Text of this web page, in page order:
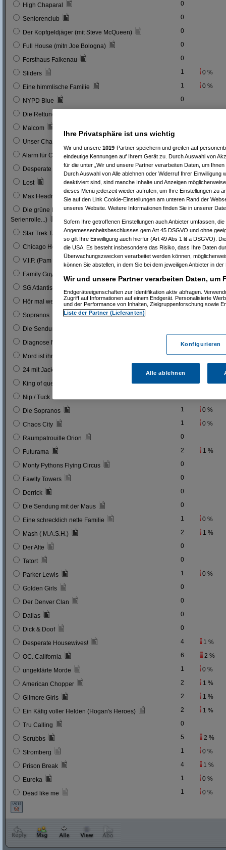
High Chaparal 0
Seniorenclub 0
Der Kopfgeldjäger (mit Steve McQueen) 0
Full House (mitn Joe Bologna) 0
Forsthaus Falkenau 0
Sliders 1 0 %
Eine himmlische Familie 1 0 %
NYPD Blue 0
Die Rettungsflieger
Malcom
Unser Charly
Alarm für Cobra 11 0
Desperate Housewives 3 1 %
Lost 7 3 %
Max Headroom 1 0 %
Die grüne Hornisse (Bruce Lee´s erste
Serienrolle...)
Star Trek TAS 0
Chicago Hope 0
V.I.P. (Pam A.) 1 0 %
Family Guy
SG Atlantis
Hör mal wer da hämmert! 9 3 %
Sopranos
Die Sendung ohne Namen
Diagnose Mord 1 0 %
Mord ist ihr Hobby 0
24 mit Jack Bauer
King of queens 15 5 %
Nip / Tuck
Die Sopranos 1 0 %
Chaos City 1 0 %
Raumpatrouille Orion 0
Futurama 2 1 %
Monty Pythons Flying Circus 0
Fawlty Towers 0
Derrick 0
Die Sendung mit der Maus 0
Eine schrecklich nette Familie 1 0 %
Mash ( M.A.S.H.) 2 1 %
Der Alte 0
Tatort 0
Parker Lewis 1 0 %
Golden Girls 0
Der Denver Clan 0
Dallas 0
Dick & Doof 0
Desperate Housewives! 4 1 %
OC. California 6 2 %
ungeklärte Morde 1 0 %
American Chopper 2 1 %
Gilmore Girls 2 1 %
Ein Käfig voller Helden (Hogan's Heroes) 2 1 %
Tru Calling 0
Scrubbs 5 2 %
Stromberg 1 0 %
Prison Break 4 1 %
Eureka 1 0 %
Dead like me 1 0 %
Ihre Privatsphäre ist uns wichtig
Wir und unsere 1019-Partner speichern und greifen auf
eindeutige Kennungen auf Ihrem Gerät zu. Durch Auswahl von
für die unter „Wir und unsere Partner verarbeiten Daten, um
Durch Auswahl von Alle ablehnen oder Widerruf Ihrer
deaktiviert sind, sind manche Inhalte und Anzeigen
dieses Menü jederzeit wieder aufrufen, um Ihre Einstellungen zu
Sie auf den Link Cookie-Einstellungen am unteren Rand der
unseres Website. Weitere Informationen finden Sie in unserer
Sofern Ihre getroffenen Einstellungen auch Anbieter umfassen,
Angemessenheitsbeschlusses gem Art 45 DSGVO und ohne
so gilt Ihre Einwilligung auch hierfür (Art 49 Abs 1 lit a DSGVO).
die USA. Es besteht insbesondere das Risiko, dass Ihre Daten
Überwachungszwecken verarbeitet werden können,
können Sie abstellen, in dem Sie bei dem jeweiligen Anbieter in
Wir und unsere Partner verarbeiten Daten, um
Endgeräteeigenschaften zur Identifikation aktiv abfragen.
Zugriff auf Informationen auf einem Endgerät. Personalisierte
und der Performance von Inhalten, Zielgruppenforschung sowie
Liste der Partner (Lieferanten)
Konfigurieren
Alle ablehnen